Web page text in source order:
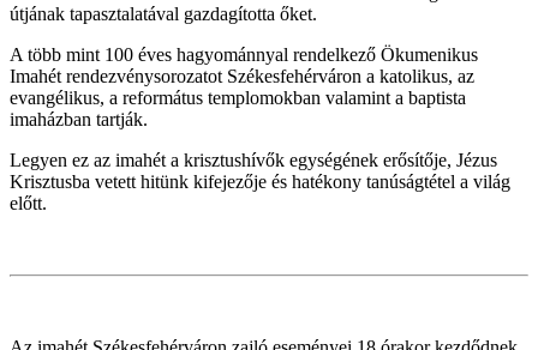
útjának tapasztalatával gazdagította őket.
A több mint 100 éves hagyománnyal rendelkező Ökumenikus
Imahét rendezvénysorozatot Székesfehérváron a katolikus, az
evangélikus, a református templomokban valamint a baptista
imaházban tartják.
Legyen ez az imahét a krisztushívők egységének erősítője, Jézus
Krisztusba vetett hitünk kifejezője és hatékony tanúságtétel a világ
előtt.